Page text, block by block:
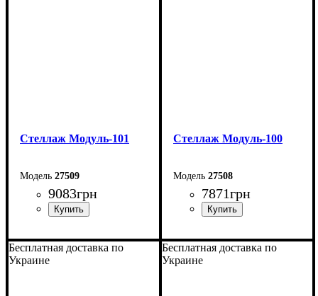
Стеллаж Модуль-101
27509
9083грн
Ширина: 90 см
Высота: 205 см
Стеллаж Модуль-100
27508
7871грн
Ширина: 90 см
Высота: 205 см
Бесплатная доставка по
Украине
Бесплатная доставка по
Украине